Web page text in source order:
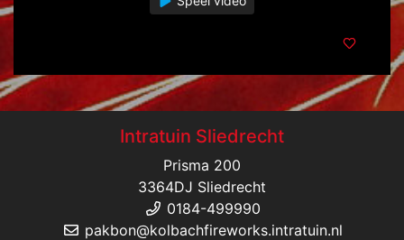
Intratuin Sliedrecht
Prisma 200
3364DJ Sliedrecht
0184-499990
pakbon@kolbachfireworks.intratuin.nl